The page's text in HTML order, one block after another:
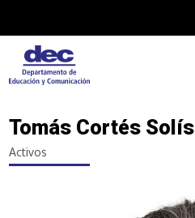
Tomás Cortés Solís
Activos